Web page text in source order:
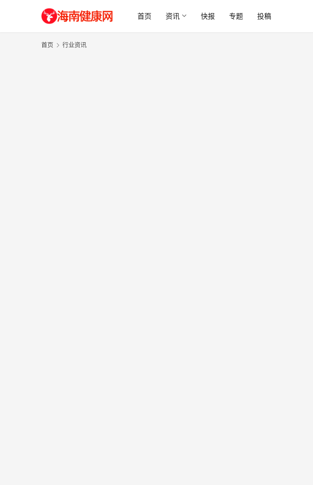
首页 资讯 快报 专题 投稿
首页 行业资讯